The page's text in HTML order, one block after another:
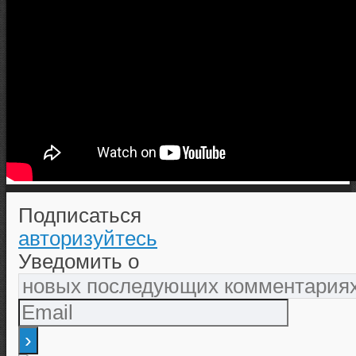
Подписаться
авторизуйтесь
Уведомить о